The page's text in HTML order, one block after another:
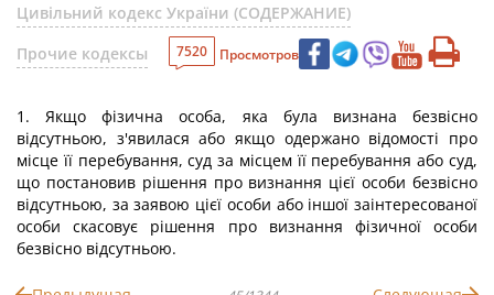
Цивільний кодекс України (СОДЕРЖАНИЕ)
Прочие кодексы
7520 Просмотров
1. Якщо фізична особа, яка була визнана безвісно
відсутньою, з'явилася або якщо одержано відомості про
місце її перебування, суд за місцем її перебування або суд,
що постановив рішення про визнання цієї особи безвісно
відсутньою, за заявою цієї особи або іншої заінтересованої
особи скасовує рішення про визнання фізичної особи
безвісно відсутньою.